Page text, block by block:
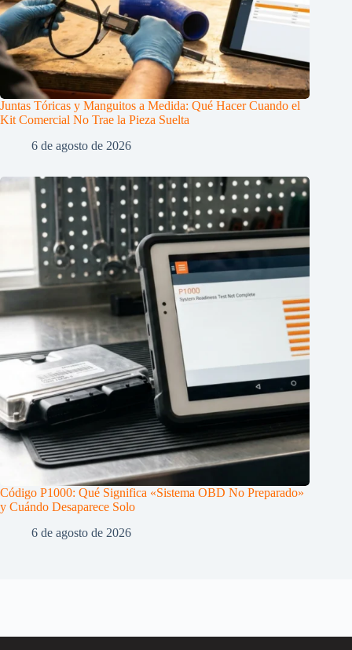
Juntas Tóricas y Manguitos a Medida: Qué Hacer Cuando el
Kit Comercial No Trae la Pieza Suelta
6 de agosto de 2026
Código P1000: Qué Significa «Sistema OBD No Preparado»
y Cuándo Desaparece Solo
6 de agosto de 2026